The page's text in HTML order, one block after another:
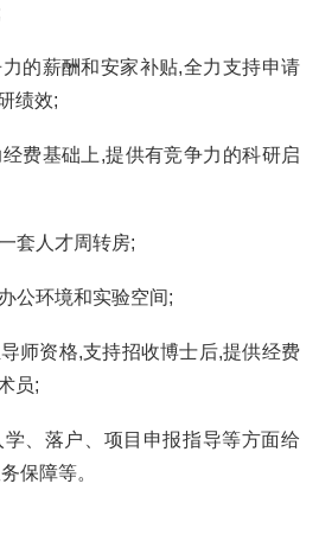
的薪酬和安家补贴,全力支持申请
绩效;
费基础上,提供有竞争力的科研启
套人才周转房;
公环境和实验空间;
师资格,支持招收博士后,提供经费
员;
、落户、项目申报指导等方面给
保障等。